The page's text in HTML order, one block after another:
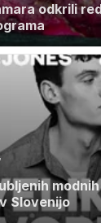
odkrili
Slovenijo